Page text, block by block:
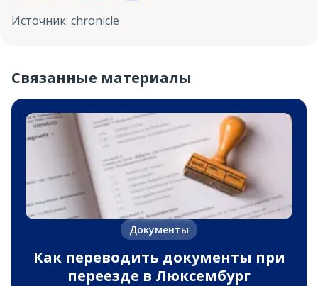
Источник: chronicle
Связанные материалы
Документы
Как переводить документы при
переезде в Люксембург